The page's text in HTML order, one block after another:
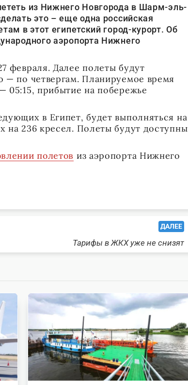
из Нижнего Новгорода в Шарм-эль-
это – еще одна российская
в этот египетский город-курорт. Об
аэропорта Нижнего
февраля. Далее полеты будут
— по четвергам. Планируемое время
05:15, прибытие на побережье
в Египет, будет выполняться на
на 236 кресел. Полеты будут доступны
полетов из аэропорта Нижнего
ДАЛЕЕ
Тарифы в ЖКХ уже не снизят